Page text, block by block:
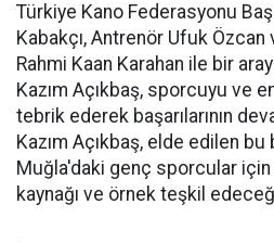
Türkiye Kano Federasyonu
Kabakçı, Antrenör Ufuk Özcan
Rahmi Kaan Karahan ile bir
Kazım Açıkbaş, sporcuyu ve
tebrik ederek başarılarının
Kazım Açıkbaş, elde edilen bu
Muğla'daki genç sporcular
kaynağı ve örnek teşkil